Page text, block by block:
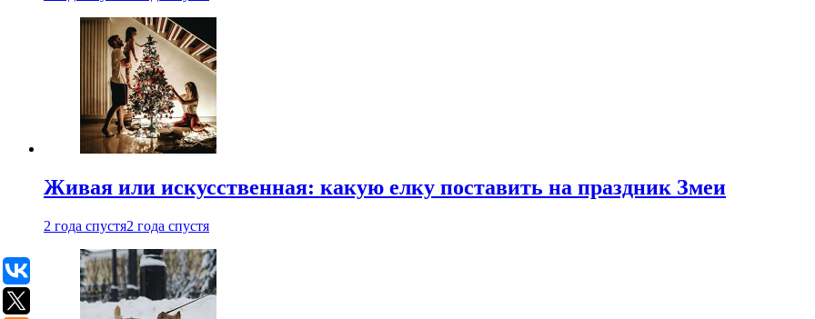
Живая или искусственная: какую елку поставить на праздник Змеи
2 года спустя2 года спустя